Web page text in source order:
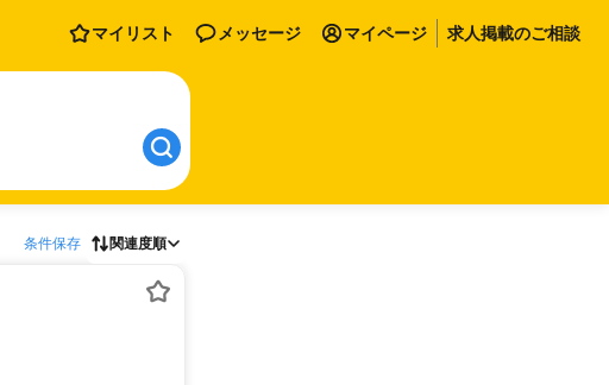
マイリスト メッセージ マイページ 求人掲載のご相談
条件保存 関連度順